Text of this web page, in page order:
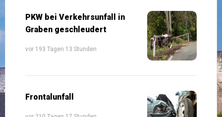
PKW bei Verkehrsunfall in
Graben geschleudert
vor 193 Tagen 13 Stunden
Frontalunfall